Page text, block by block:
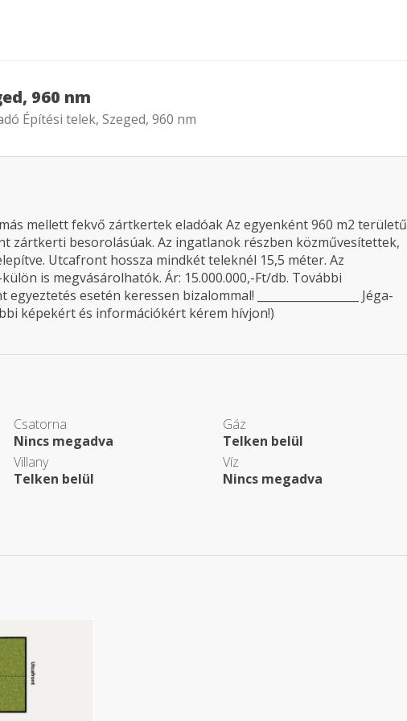
960 nm
Építési telek, Szeged, 960 nm
mellett fekvő zártkertek eladóak Az egyenként 960 m2 területű
zártkerti besorolásúak. Az ingatlanok részben közművesítettek,
Utcafront hossza mindkét teleknél 15,5 méter. Az
is megvásárolhatók. Ár: 15.000.000,-Ft/db. További
esetén keressen bizalommal! __________________ Jéga-
képekért és információkért kérem hívjon!)
Csatorna
Nincs megadva
Gáz
Telken belül
Villany
Telken belül
Víz
Nincs megadva